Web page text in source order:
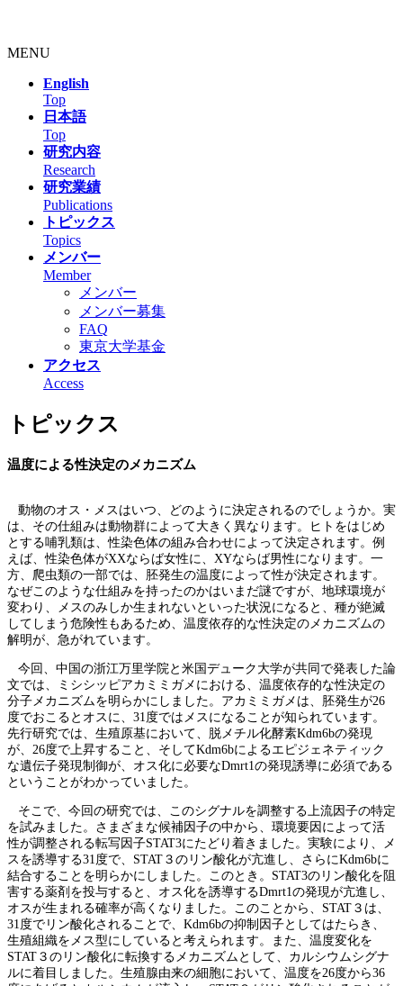
MENU
English
Top
日本語
Top
研究内容
Research
研究業績
Publications
トピックス
Topics
メンバー
Member
メンバー
メンバー募集
FAQ
東京大学基金
アクセス
Access
トピックス
温度による性決定のメカニズム
動物のオス・メスはいつ、どのように決定されるのでしょうか。実
は、その仕組みは動物群によって大きく異なります。ヒトをはじめ
とする哺乳類は、性染色体の組み合わせによって決定されます。例
えば、性染色体がXXならば女性に、XYならば男性になります。一
方、爬虫類の一部では、胚発生の温度によって性が決定されます。
なぜこのような仕組みを持ったのかはいまだ謎ですが、地球環境が
変わり、メスのみしか生まれないといった状況になると、種が絶滅
してしまう危険性もあるため、温度依存的な性決定のメカニズムの
解明が、急がれています。
今回、中国の浙江万里学院と米国デューク大学が共同で発表した論
文では、ミシシッピアカミミガメにおける、温度依存的な性決定の
分子メカニズムを明らかにしました。アカミミガメは、胚発生が26
度でおこるとオスに、31度ではメスになることが知られています。
先行研究では、生殖原基において、脱メチル化酵素Kdm6bの発現
が、26度で上昇すること、そしてKdm6bによるエピジェネティック
な遺伝子発現制御が、オス化に必要なDmrt1の発現誘導に必須である
ということがわかっていました。
そこで、今回の研究では、このシグナルを調整する上流因子の特定
を試みました。さまざまな候補因子の中から、環境要因によって活
性が調整される転写因子STAT3にたどり着きました。実験により、メ
スを誘導する31度で、STAT３のリン酸化が亢進し、さらにKdm6bに
結合することを明らかにしました。このとき。STAT3のリン酸化を阻
害する薬剤を投与すると、オス化を誘導するDmrt1の発現が亢進し、
オスが生まれる確率が高くなりました。このことから、STAT３は、
31度でリン酸化されることで、Kdm6bの抑制因子としてはたらき、
生殖組織をメス型にしていると考えられます。また、温度変化を
STAT３のリン酸化に転換するメカニズムとして、カルシウムシグナ
ルに着目しました。生殖腺由来の細胞において、温度を26度から36